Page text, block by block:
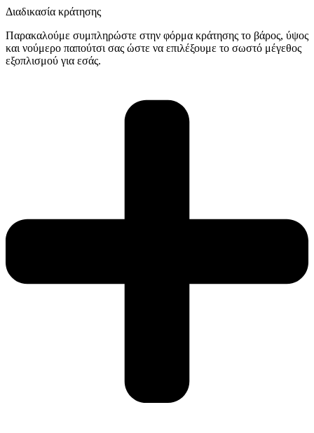
Διαδικασία κράτησης
Παρακαλούμε συμπληρώστε στην φόρμα κράτησης το βάρος, ύψος
και νούμερο παπούτσι σας ώστε να επιλέξουμε το σωστό μέγεθος
εξοπλισμού για εσάς.